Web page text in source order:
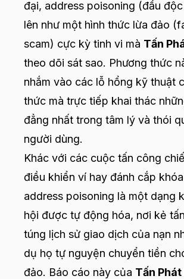
đại, address poisoning (đầu
lên như một hình thức lừa đảo
scam) cực kỳ tinh vi mà Tấn
theo dõi sát sao. Phương thức
nhắm vào các lỗ hổng kỹ thuật
thức mà trực tiếp khai thác
đẳng nhất trong tâm lý và thói
người dùng.
Khác với các cuộc tấn công
điều khiển ví hay đánh cắp
address poisoning là một dạng
hội được tự động hóa, nơi kẻ
túng lịch sử giao dịch của nạn
dụ họ tự nguyện chuyển tiền
đảo. Báo cáo này của Tấn